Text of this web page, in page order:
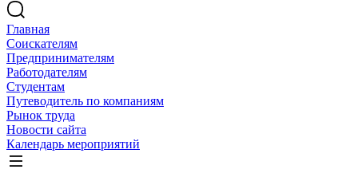
Главная
Соискателям
Предпринимателям
Работодателям
Студентам
Путеводитель по компаниям
Рынок труда
Новости сайта
Календарь мероприятий